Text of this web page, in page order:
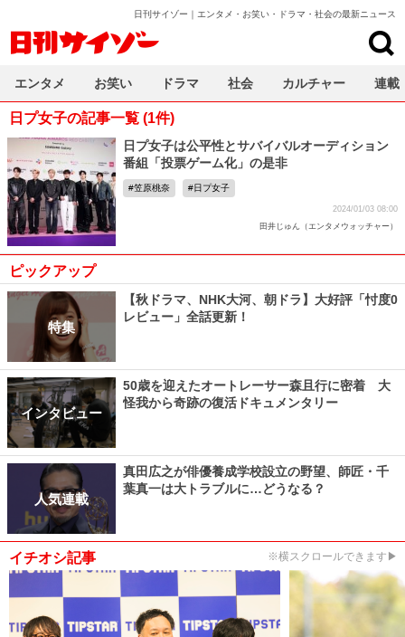
日刊サイゾー｜エンタメ・お笑い・ドラマ・社会の最新ニュース
日プ女子の記事一覧 (1件)
日プ女子は公平性とサバイバルオーディション
番組「投票ゲーム化」の是非
笠原桃奈 日プ女子
2024/01/03 08:00
田井じゅん（エンタメウォッチャー）
ピックアップ
特集
【秋ドラマ、NHK大河、朝ドラ】大好評「忖度0
レビュー」全話更新！
インタビュー
50歳を迎えたオートレーサー森且行に密着 大
怪我から奇跡の復活ドキュメンタリー
人気連載
真田広之が俳優養成学校設立の野望、師匠・千
葉真一は大トラブルに…どうなる？
イチオシ記事 ※横スクロールできます▶
エンタメ お笑い ドラマ 社会 カルチャー 連載